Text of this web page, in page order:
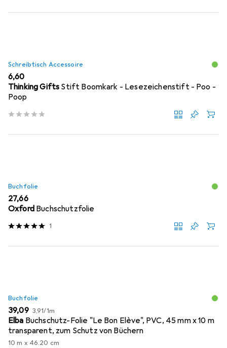
Schreibtisch Accessoire
EUR
6,60
Thinking Gifts Stift Boomkark - Lesezeichenstift - Poo -
Poop
Buchfolie
EUR
27,66
Oxford Buchschutzfolie
1
Buchfolie
EUR
39,09 EUR
3,91/1m
Elba Buchschutz-Folie "Le Bon Elève", PVC, 45 mm x 10 m
transparent, zum Schutz von Büchern
10 m x 46.20 cm